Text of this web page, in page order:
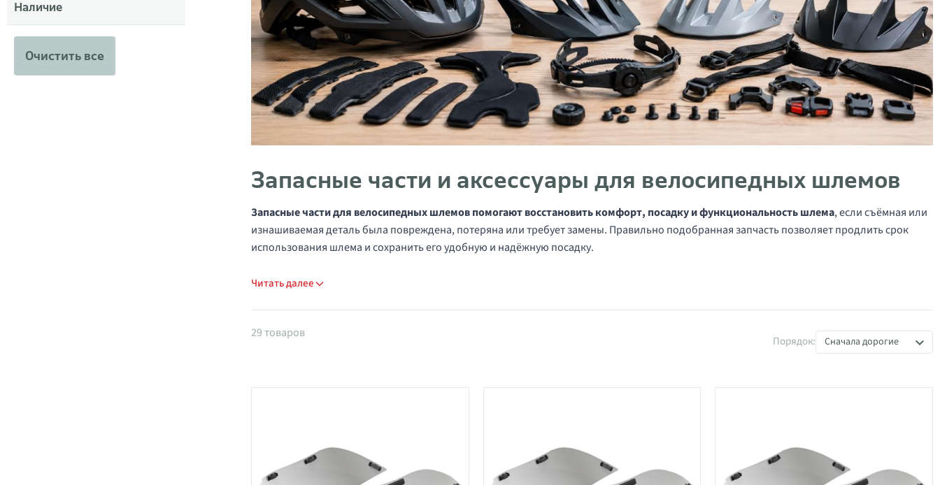
Запасные части и аксессуары для велосипедных шлемов
Запасные части для велосипедных шлемов помогают восстановить комфорт, посадку и функциональность шлема, если съёмная или
изнашиваемая деталь была повреждена, потеряна или требует замены. Правильно подобранная запчасть позволяет продлить срок
использования шлема и сохранить его удобную и надёжную посадку.
Читать далее
Наличие
Очистить все
Товары в категории Запчасти для шлемов
29 товаров
Порядок: Сначала дорогие